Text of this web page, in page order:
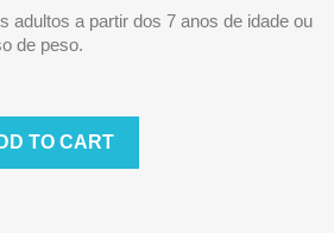
adultos a partir dos 7 anos de idade ou
de peso.
TO CART